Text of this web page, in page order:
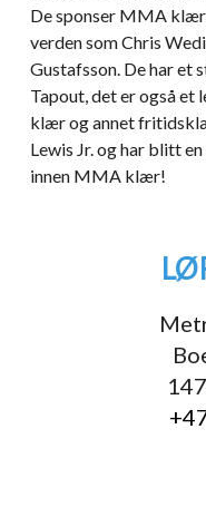
De sponser MMA
verden som Chris
Gustafsson. De har et
Tapout, det er også et
klær og annet
Lewis Jr. og har blitt
innen MMA klær!